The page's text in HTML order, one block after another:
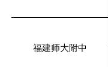
福建师大附中